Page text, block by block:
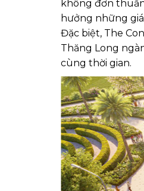
không đơn
hưởng những
Đặc biệt, The
Thăng Long
cùng thời gian.